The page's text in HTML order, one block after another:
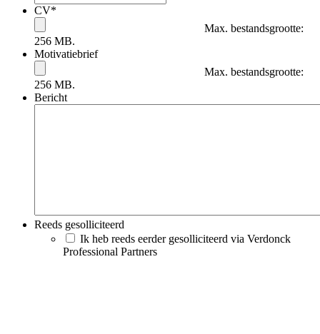
CV*
Max. bestandsgrootte:
256 MB.
Motivatiebrief
Max. bestandsgrootte:
256 MB.
Bericht
Reeds gesolliciteerd
Ik heb reeds eerder gesolliciteerd via Verdonck
Professional Partners